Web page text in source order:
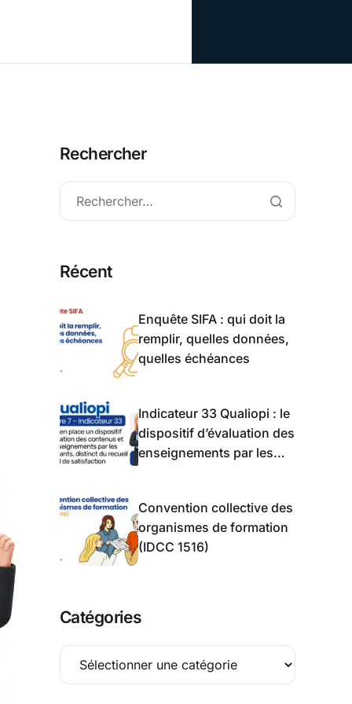
Rechercher
Récent
Enquête SIFA : qui doit la
remplir, quelles données,
quelles échéances
Indicateur 33 Qualiopi : le
dispositif d’évaluation des
enseignements par les
Convention collective des
organismes de formation
(IDCC 1516)
Catégories